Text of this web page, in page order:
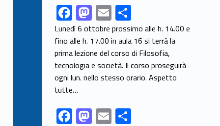
Link identifier share facebook archive #share-link-archive-17604F
ac
e
b
o
o
k
M
as
to
d
o
E
m
ai
l
C
o
n
di
vi
Lunedì 6 ottobre prossimo alle h. 14.00 e
fino alle h. 17.00 in aula 16 si terrà la
prima lezione del corso di Filosofia,
tecnologia e società. Il corso proseguirà
ogni lun. nello stesso orario. Aspetto
tutte…
F M E C